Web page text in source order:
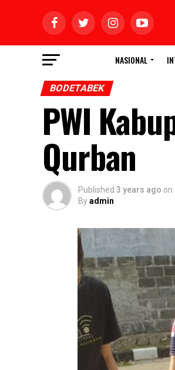
NASIONAL
BODETABEK
PWI
Qurban
Published 3 years ago on
Byadmin